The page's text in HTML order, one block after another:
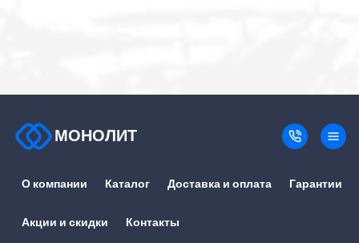
МОНОЛИТ
О компании Каталог Доставка и оплата Гарантии
Акции и скидки Контакты